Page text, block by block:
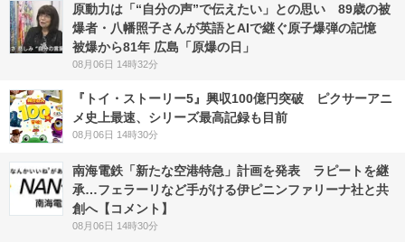
原動力は「“自分の声”で伝えたい」との思い 89歳の被
爆者・八幡照子さんが英語とAIで継ぐ原子爆弾の記憶
被爆から81年 広島「原爆の日」
08月06日 14時32分
『トイ・ストーリー5』興収100億円突破 ピクサーアニ
メ史上最速、シリーズ最高記録も目前
08月06日 14時30分
南海電鉄「新たな空港特急」計画を発表 ラピートを継
承…フェラーリなど手がける伊ピニンファリーナ社と共
創へ【コメント】
08月06日 14時30分